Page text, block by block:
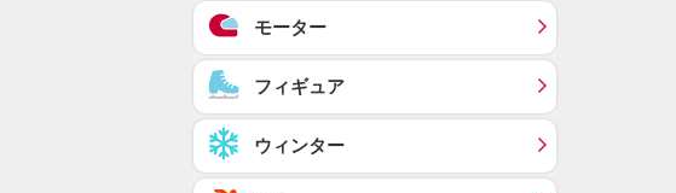
モーター
フィギュア
ウィンター